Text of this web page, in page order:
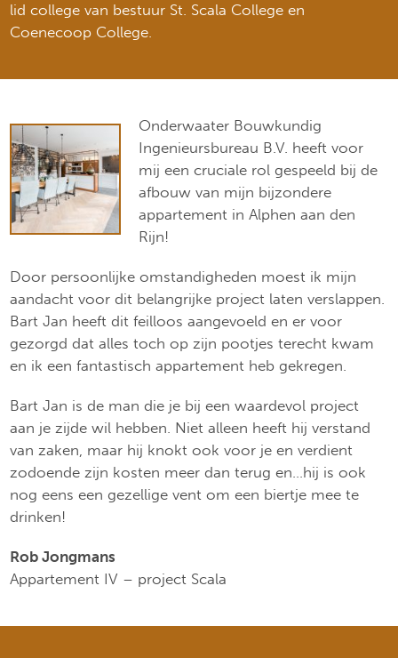
lid college van bestuur St. Scala College en
Coenecoop College.
Onderwaater Bouwkundig
Ingenieursbureau B.V. heeft voor
mij een cruciale rol gespeeld bij de
afbouw van mijn bijzondere
appartement in Alphen aan den
Rijn!
Door persoonlijke omstandigheden moest ik mijn
aandacht voor dit belangrijke project laten verslappen.
Bart Jan heeft dit feilloos aangevoeld en er voor
gezorgd dat alles toch op zijn pootjes terecht kwam
en ik een fantastisch appartement heb gekregen.
Bart Jan is de man die je bij een waardevol project
aan je zijde wil hebben. Niet alleen heeft hij verstand
van zaken, maar hij knokt ook voor je en verdient
zodoende zijn kosten meer dan terug en…hij is ook
nog eens een gezellige vent om een biertje mee te
drinken!
Rob Jongmans
Appartement IV – project Scala